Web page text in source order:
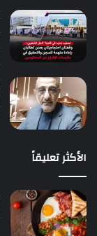
الأكثر تعليقاً